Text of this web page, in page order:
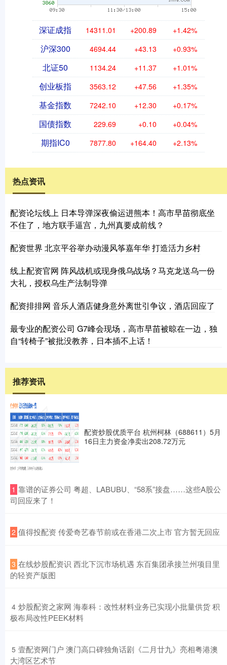
深证成指 14311.01 +200.89 +1.42%
沪深300 4694.44 +43.13 +0.93%
北证50 1134.24 +11.37 +1.01%
创业板指 3563.12 +47.56 +1.35%
基金指数 7242.10 +12.30 +0.17%
国债指数 229.69 +0.10 +0.04%
期指IC0 7877.80 +164.40 +2.13%
热点资讯
配资论坛线上 日本导弹深夜偷运进熊本！高市早苗彻底坐
不住了，地方联手逼宫，九州真要成前线？
配资世界 北京平谷举办动漫风筝嘉年华 打造活力乡村
线上配资官网 阵风战机或现身俄乌战场？马克龙送乌一份
大礼，授权乌生产法制导弹
配资排排网 音乐人酒店健身意外离世引争议，酒店回应了
最专业的配资公司 G7峰会现场，高市早苗被晾在一边，独
自“转椅子”被批没教养，日本插不上话！
推荐资讯
配资炒股优质平台 杭州柯林（688611）5月
16日主力资金净卖出208.72万元
1 ​靠谱的证券公司 粤超、LABUBU、“58系”接盘……这些A股公
司回应来了！
2 ​值得投配资 传爱奇艺春节前或在香港二次上市 官方暂无回应
3 ​在线炒股配资识 西北下沉市场机遇 东百集团承接兰州项目里
的轻资产版图
4 ​炒股配资之家网 海泰科：改性材料业务已实现小批量供货 积
极布局改性PEEK材料
5 ​壹配资网门户 澳门高口碑独角话剧《二月廿九》亮相粤港澳
大湾区艺术节